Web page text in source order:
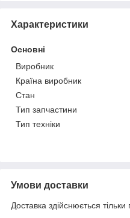
Характеристики
Основні
Виробник
Країна виробник
Стан
Тип запчастини
Тип техніки
Умови доставки
Доставка здійснюється тільки